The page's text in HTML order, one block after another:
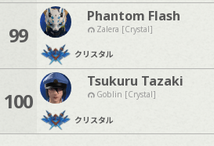
99
Phantom Flash
Zalera [Crystal]
クリスタル
100
Tsukuru Tazaki
Goblin [Crystal]
クリスタル